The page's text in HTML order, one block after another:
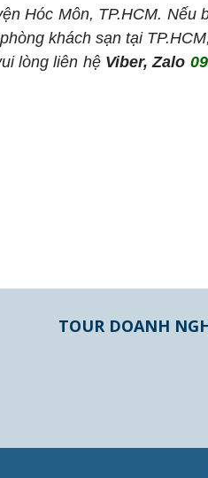
Hóc Môn, TP.HCM. Nếu
khách sạn tại
lòng liên hệ Viber, Zalo
TOUR DOANH